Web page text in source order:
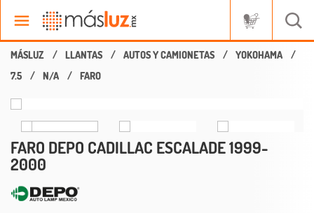
LLANTAS AUTOS Y CAMIONETAS
YOKOHAMA
7.5
N/A FARO
FARO DEPO CADILLAC ESCALADE 1999-
2000